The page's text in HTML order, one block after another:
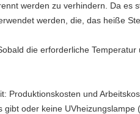
werden zu verhindern. Da es
werden, die, das heiße
die erforderliche
Produktionskosten und
gibt oder keine